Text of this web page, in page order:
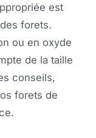
est
forets.
ou en oxyde
de la taille
conseils,
forets de